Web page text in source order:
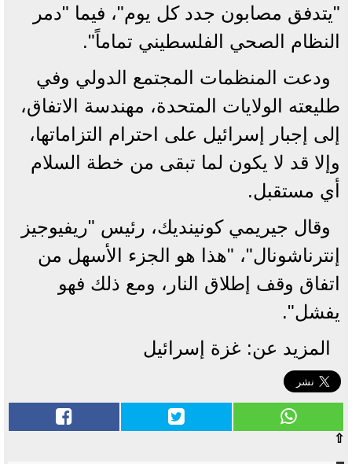
"يتدفق مصابون جدد كل يوم"، فيما "دمر
النظام الصحي الفلسطيني تماماً".
ودعت المنظمات المجتمع الدولي وفي
طليعته الولايات المتحدة، مهندسة الاتفاق،
إلى إجبار إسرائيل على احترام التزاماتها،
وإلا قد لا يكون لما تبقى من خطة السلام
أي مستقبل.
وقال جيريمي كونينديك، رئيس "ريفيوجيز
إنترناشونال"، "هذا هو الجزء الأسهل من
اتفاق وقف إطلاق النار، ومع ذلك فهو
يفشل".
المزيد عن: غزة إسرائيل
⇧